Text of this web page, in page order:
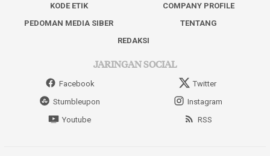
KODE ETIK
COMPANY PROFILE
PEDOMAN MEDIA SIBER
TENTANG
REDAKSI
JARINGAN SOCIAL
Facebook
Twitter
Stumbleupon
Instagram
Youtube
RSS